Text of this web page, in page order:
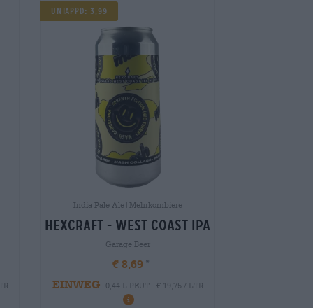
Untappd: 3,99
India Pale Ale|Mehrkornbiere
hexcraft - west coast ipa
Garage Beer
€ 8,69
EINWEG
0,44 L PEUT - € 19,75 / LTR